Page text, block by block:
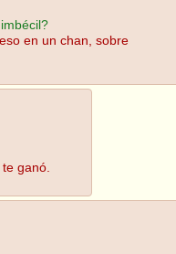
en un chan, sobre
ganó.